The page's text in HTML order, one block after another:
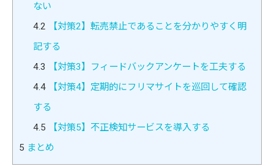
ない
4.2 【対策2】転売禁止であることを分かりやすく明
記する
4.3 【対策3】フィードバックアンケートを工夫する
4.4【対策4】定期的にフリマサイトを巡回して確認
する
4.5 【対策5】不正検知サービスを導入する
5 まとめ